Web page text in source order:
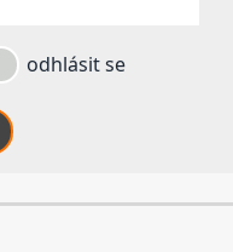
odhlásit se